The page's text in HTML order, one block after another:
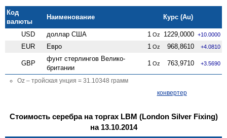
Код
валюты
Наименование Курс (Au)
USD доллар США 1 Oz 1229,0000 +10.0000
EUR Евро 1 Oz 968,8610 +4.0810
GBP
фунт стерлингов Велико­
британии
1 Oz 763,9710 +3.5690
Oz – тройская унция = 31.10348 грамм
конвертер
Стоимость серебра на торгах LBM (London Silver Fixing)
на 13.10.2014